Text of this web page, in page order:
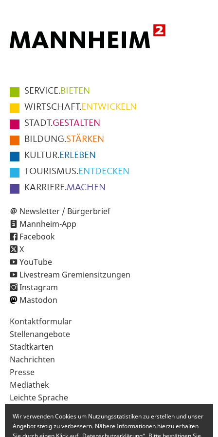
Hauptmenüpunkte
im
Fußbereich
der
Seite
SERVICE.BIETEN
WIRTSCHAFT.ENTWICKELN
STADT.GESTALTEN
BILDUNG.STÄRKEN
KULTUR.ERLEBEN
TOURISMUS.ENTDECKEN
KARRIERE.MACHEN
Newsletter / Bürgerbrief
Mannheim-App
Facebook
X
YouTube
Livestream Gremiensitzungen
Instagram
Mastodon
Sekundärnavigation
im
Fußbereich
Kontaktformular
Stellenangebote
Stadtkarten
Nachrichten
Presse
Mediathek
Leichte Sprache
Wir verwenden Cookies um Nutzungsstatistiken zu erstellen und unser
Angebot stetig zu verbessern. Nähere Informationen hierzu erhalten